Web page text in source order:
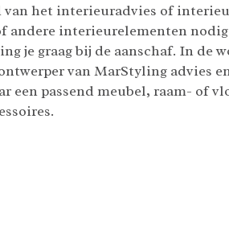
van het interieuradvies of
andere interieurelementen
je graag bij de aanschaf. In de
van MarStyling advies
een passend meubel, raam- of